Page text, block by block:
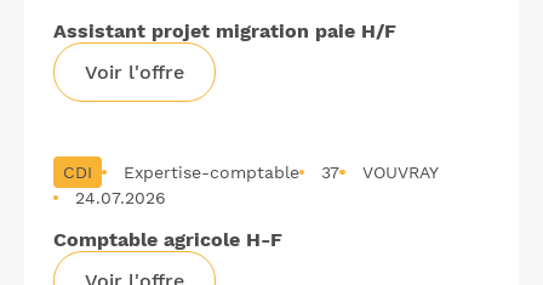
Assistant projet migration paie H/F
Voir l'offre
CDI Expertise-comptable 37
VOUVRAY
24.07.2026
Comptable agricole H-F